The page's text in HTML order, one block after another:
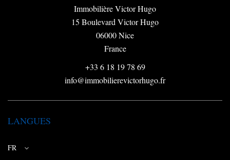
Immobilière Victor Hugo
15 Boulevard Victor Hugo
06000Nice
France
+33 6 18 19 78 69
info@immobilierevictorhugo.fr
LANGUES
FR